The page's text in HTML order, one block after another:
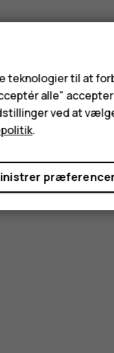
Synes du,
Ja Nej
teknologier til at
alle"
ved at
.